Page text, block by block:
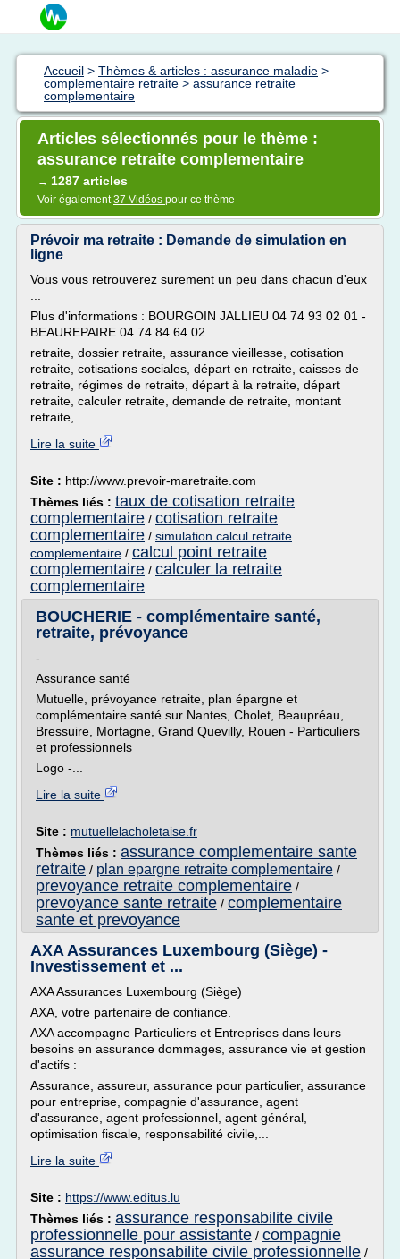
Accueil > Thèmes & articles : assurance maladie >
complementaire retraite > assurance retraite
complementaire
Articles sélectionnés pour le thème :
assurance retraite complementaire
→ 1287 articles
Voir également37 Vidéos pour ce thème
Prévoir ma retraite : Demande de simulation en
ligne
Vous vous retrouverez surement un peu dans chacun d'eux
Plus d'informations : BOURGOIN JALLIEU 04 74 93 02 01 -
BEAUREPAIRE 04 74 84 64 02
retraite, dossier retraite, assurance vieillesse, cotisation
retraite, cotisations sociales, départ en retraite, caisses de
retraite, régimes de retraite, départ à la retraite, départ
retraite, calculer retraite, demande de retraite, montant
retraite,...
Lire la suite
Site : http://www.prevoir-maretraite.com
Thèmes liés : taux de cotisation retraite
complementaire / cotisation retraite
complementaire / simulation calcul retraite
complementaire / calcul point retraite
complementaire / calculer la retraite
complementaire
BOUCHERIE - complémentaire santé,
retraite, prévoyance
-
Assurance santé
Mutuelle, prévoyance retraite, plan épargne et
complémentaire santé sur Nantes, Cholet, Beaupréau,
Bressuire, Mortagne, Grand Quevilly, Rouen - Particuliers
et professionnels
Logo -...
Lire la suite
Site : mutuellelacholetaise.fr
Thèmes liés : assurance complementaire sante
retraite / plan epargne retraite complementaire /
prevoyance retraite complementaire /
prevoyance sante retraite / complementaire
sante et prevoyance
AXA Assurances Luxembourg (Siège) -
Investissement et ...
AXA Assurances Luxembourg (Siège)
AXA, votre partenaire de confiance.
AXA accompagne Particuliers et Entreprises dans leurs
besoins en assurance dommages, assurance vie et gestion
d'actifs :
Assurance, assureur, assurance pour particulier, assurance
pour entreprise, compagnie d'assurance, agent
d'assurance, agent professionnel, agent général,
optimisation fiscale, responsabilité civile,...
Lire la suite
Site : https://www.editus.lu
Thèmes liés : assurance responsabilite civile
professionnelle pour assistante / compagnie
assurance responsabilite civile professionnelle /